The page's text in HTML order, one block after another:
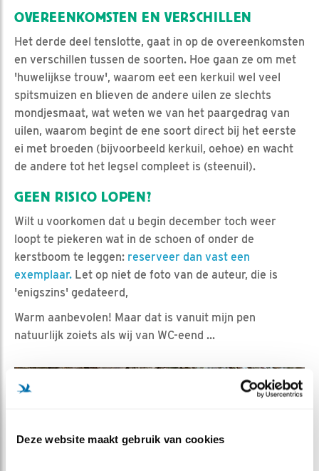
Deze website maakt gebruik van cookies
OVEREENKOMSTEN EN VERSCHILLEN
Het derde deel tenslotte, gaat in op de overeenkomsten
en verschillen tussen de soorten. Hoe gaan ze om met
'huwelijkse trouw', waarom eet een kerkuil wel veel
spitsmuizen en blieven de andere uilen ze slechts
mondjesmaat, wat weten we van het paargedrag van
uilen, waarom begint de ene soort direct bij het eerste
ei met broeden (bijvoorbeeld kerkuil, oehoe) en wacht
de andere tot het legsel compleet is (steenuil).
GEEN RISICO LOPEN?
Wilt u voorkomen dat u begin december toch weer
loopt te piekeren wat in de schoen of onder de
kerstboom te leggen: reserveer dan vast een
exemplaar. Let op niet de foto van de auteur, die is
'enigszins' gedateerd,
Warm aanbevolen! Maar dat is vanuit mijn pen
natuurlijk zoiets als wij van WC-eend ...